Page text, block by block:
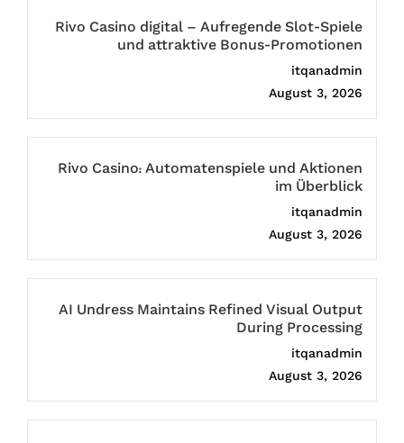
Rivo Casino digital – Aufregende Slot-Spiele
und attraktive Bonus-Promotionen
itqanadmin
August 3, 2026
Rivo Casino: Automatenspiele und Aktionen
im Überblick
itqanadmin
August 3, 2026
AI Undress Maintains Refined Visual Output
During Processing
itqanadmin
August 3, 2026